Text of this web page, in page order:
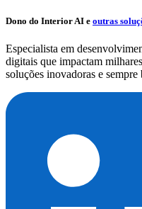
Dono do Interior AI e outras
Especialista em
digitais que impactam
soluções inovadoras e